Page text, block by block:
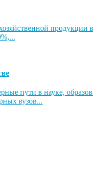
пути в науке,
вузов...